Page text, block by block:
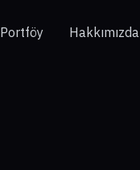
Portföy Hakkımızda